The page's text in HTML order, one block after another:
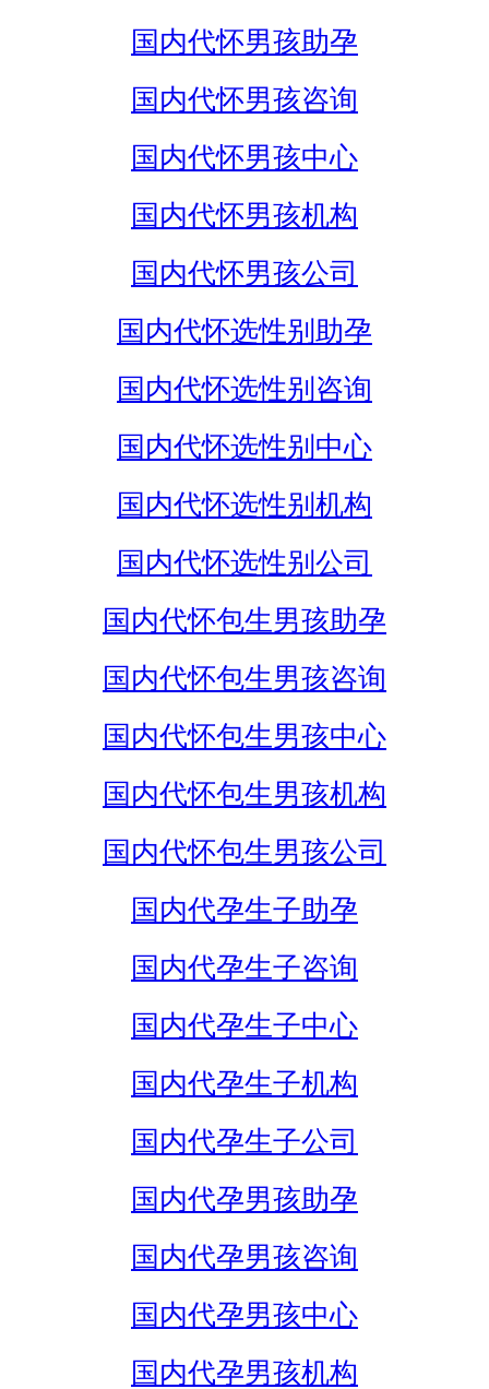
国内代怀男孩助孕
国内代怀男孩咨询
国内代怀男孩中心
国内代怀男孩机构
国内代怀男孩公司
国内代怀选性别助孕
国内代怀选性别咨询
国内代怀选性别中心
国内代怀选性别机构
国内代怀选性别公司
国内代怀包生男孩助孕
国内代怀包生男孩咨询
国内代怀包生男孩中心
国内代怀包生男孩机构
国内代怀包生男孩公司
国内代孕生子助孕
国内代孕生子咨询
国内代孕生子中心
国内代孕生子机构
国内代孕生子公司
国内代孕男孩助孕
国内代孕男孩咨询
国内代孕男孩中心
国内代孕男孩机构